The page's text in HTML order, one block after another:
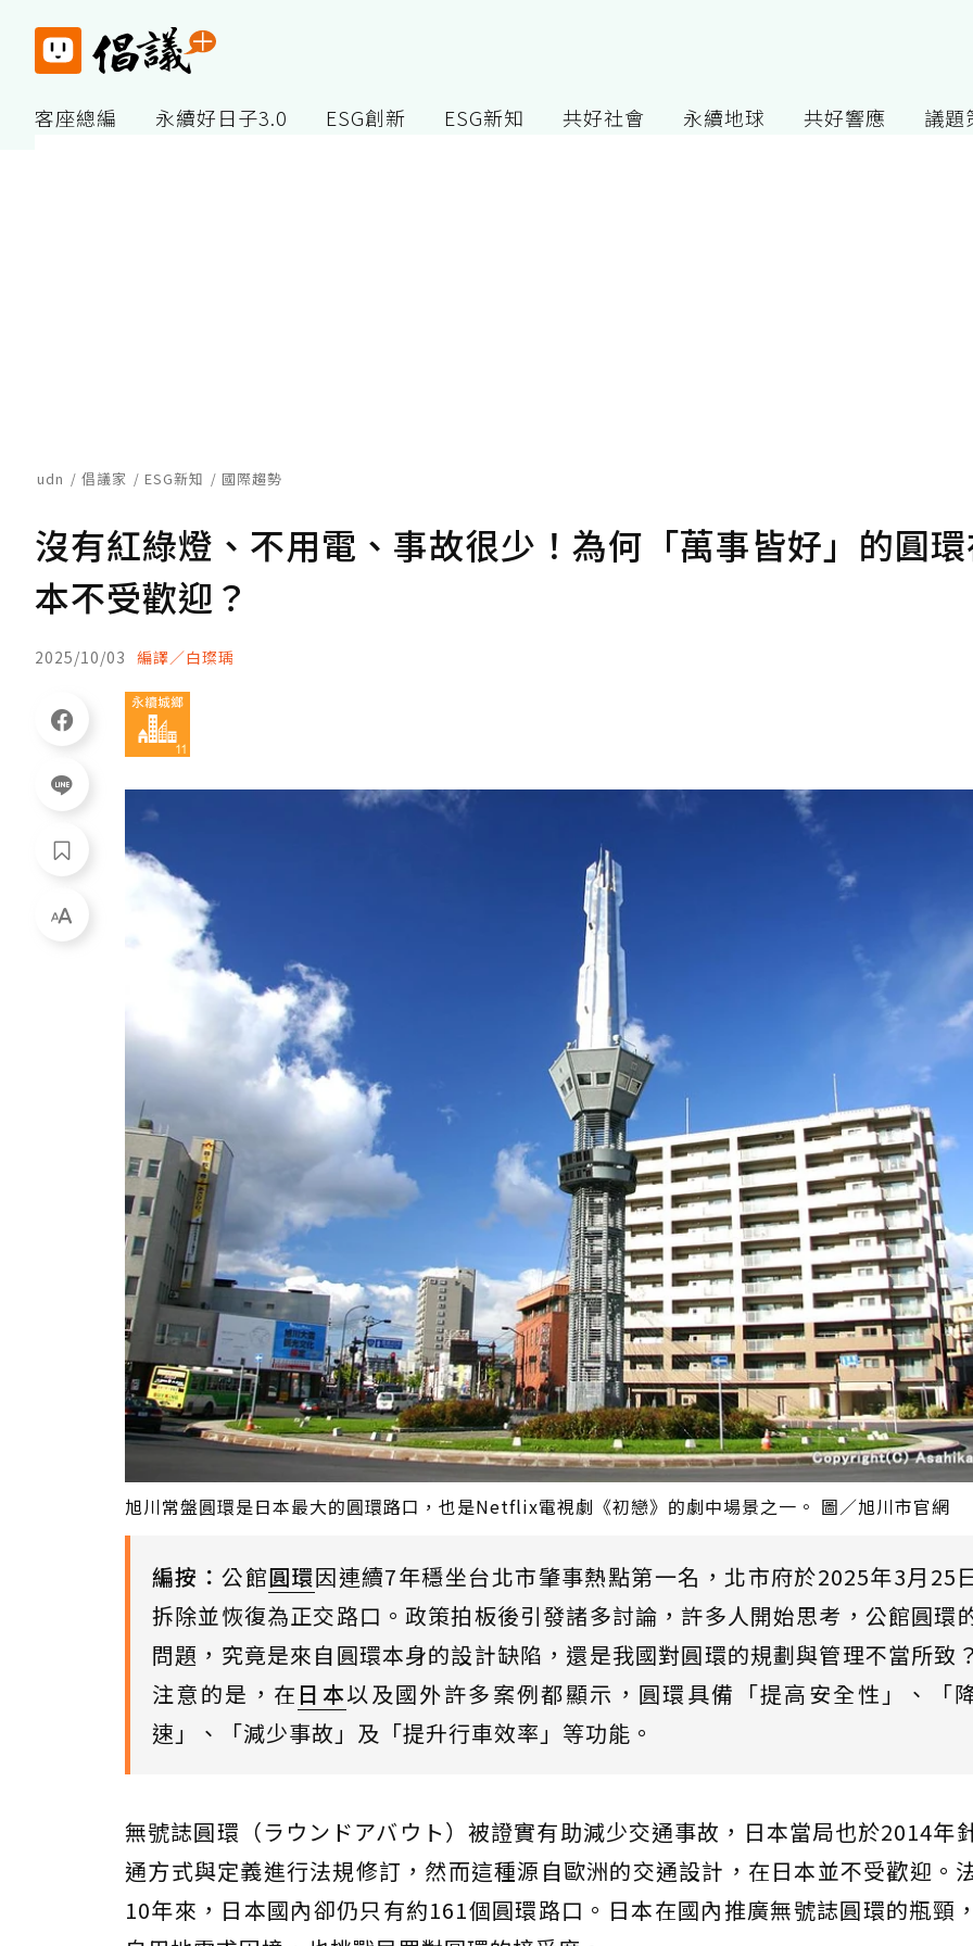
客座總編 永續好日子3.0 ESG創新 ESG新知 共好社會 永續地球 共好響應 議題
udn 倡議家 ESG新知 國際趨勢
沒有紅綠燈、不用電、事故很少！為何「萬事皆好」的圓
本不受歡迎？
2025/10/03 編譯／白璨瑀
旭川常盤圓環是日本最大的圓環路口，也是Netflix電視劇《初戀》的劇中場景之一。 圖／旭川市官網
編按：公館圓環因連續7年穩坐台北市肇事熱點第一名，北市府於2025年3月25
拆除並恢復為正交路口。政策拍板後引發諸多討論，許多人開始思考，公館圓環
問題，究竟是來自圓環本身的設計缺陷，還是我國對圓環的規劃與管理不當所致
注意的是，在 日本以及國外許多案例都顯示，圓環具備「提高安全性」、「
速」、「減少事故」及「提升行車效率」等功能。
無號誌圓環（ラウンドアバウト）被證實有助減少交通事故，日本當局也於2014年
通方式與定義進行法規修訂，然而這種源自歐洲的交通設計，在日本並不受歡迎。
10年來，日本國內卻仍只有約161個圓環路口。日本在國內推廣無號誌圓環的瓶頸